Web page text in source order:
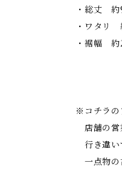
・総丈 約
・ワタリ
・裾幅
※コチラの
店舗の営
行き違い
一点物の